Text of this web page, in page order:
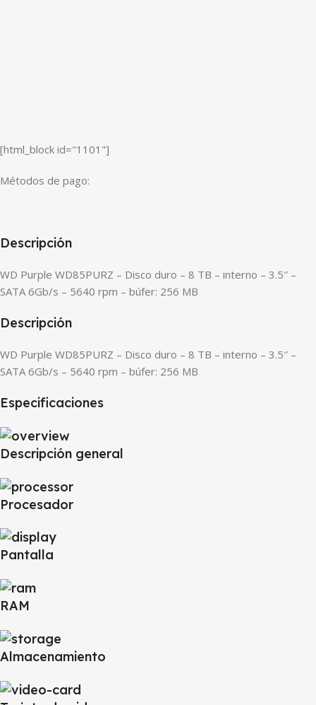
[html_block id="1101"]
Métodos de pago:
Descripción
WD Purple WD85PURZ – Disco duro – 8 TB – interno – 3.5″ –
SATA 6Gb/s – 5640 rpm – búfer: 256 MB
Descripción
WD Purple WD85PURZ – Disco duro – 8 TB – interno – 3.5″ –
SATA 6Gb/s – 5640 rpm – búfer: 256 MB
Especificaciones
Descripción general
Procesador
Pantalla
RAM
Almacenamiento